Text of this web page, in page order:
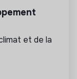
les
leur
exemple le
aux
et de la